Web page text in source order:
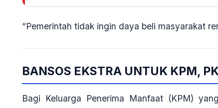
“Pemerintah tidak ingin daya beli masyarakat
BANSOS EKSTRA UNTUK KPM,
Bagi Keluarga Penerima Manfaat (KPM)